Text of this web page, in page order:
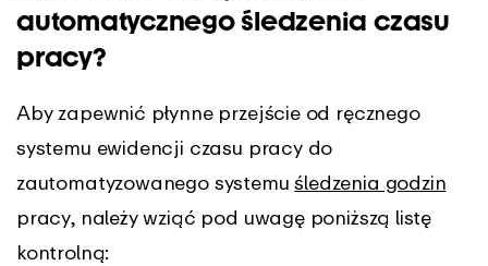
automatycznego śledzenia czasu
pracy?
Aby zapewnić płynne przejście od ręcznego
systemu ewidencji czasu pracy do
zautomatyzowanego systemuśledzenia godzin
pracy, należy wziąć pod uwagę poniższą listę
kontrolną: